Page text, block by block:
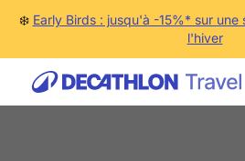
❄️ Early Birds : jusqu'à -15%* sur
l'hiver